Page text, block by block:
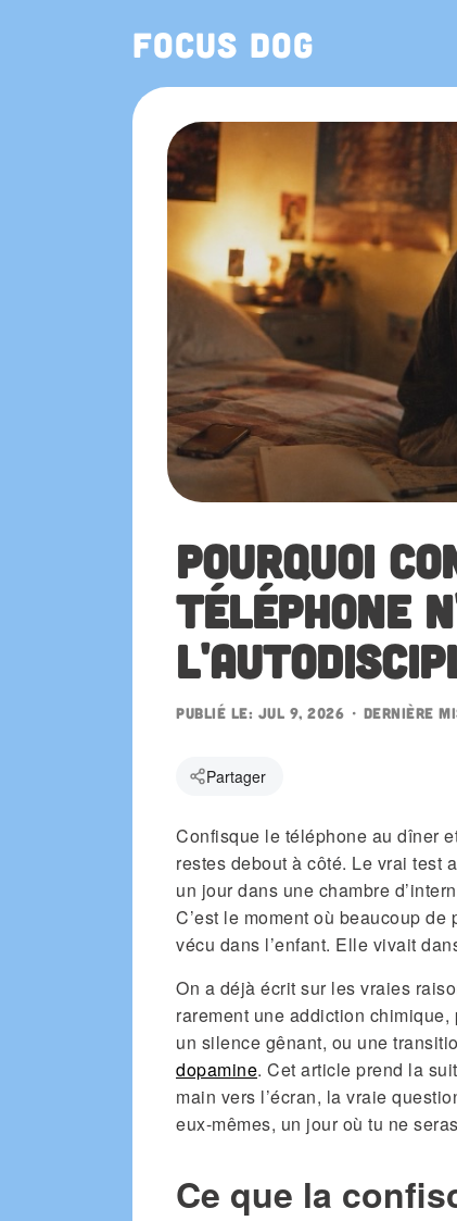
Focus Dog
Pourquoi
téléphone
Publié le: Jul 9, 2026 • Dernière
Partager
Confisque le téléphone au dîner
restes debout à côté. Le vrai test
un jour dans une chambre
C’est le moment où beaucoup
vécu dans l’enfant. Elle vivait
On a déjà écrit sur les vraies
rarement une addiction
un silence gênant, ou une
dopamine. Cet article prend la
main vers l’écran, la vraie
eux-mêmes, un jour où tu ne
Ce que la